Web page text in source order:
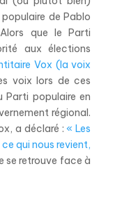
de Pablo
que le Parti
aux élections
Vox (la voix
voix lors de ces
Parti populaire en
régional.
a déclaré : « Les
qui nous revient,
se retrouve face à